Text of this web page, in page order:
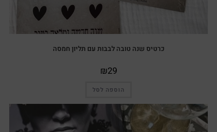
כרטיס שנה טובה לבבות עם תליון חמסה
₪29
הוספה לסל